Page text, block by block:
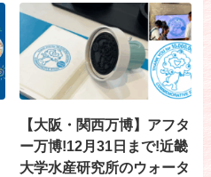
【大阪・関西万博】アフタ
ー万博!12月31日まで!近畿
大学水産研究所のウォータ